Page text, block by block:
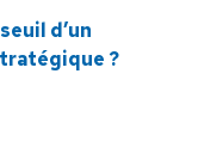
d’un
?